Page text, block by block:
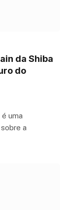
da Shiba
do
é uma
a